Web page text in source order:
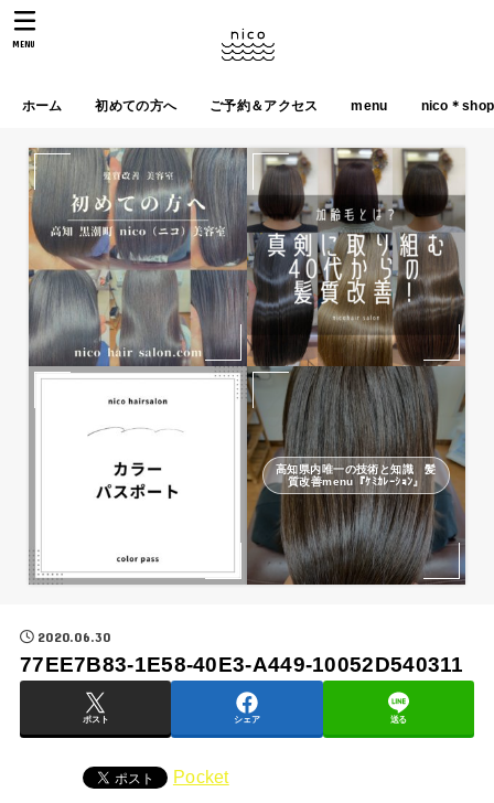
ホーム 初めての方へ ご予約＆アクセス menu nico＊shop
MENU
高知県内唯一の技術と知識 髪
質改善menu『ｹﾐｶﾚｰｼｮﾝ』
2020.06.30
77EE7B83-1E58-40E3-A449-10052D540311
ポスト シェア 送る
Pocket